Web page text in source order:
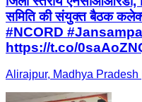
समिति की संयुक्त बैठक
#NCORD
https://t.co/
Alirajpur, Madhya Pradesh